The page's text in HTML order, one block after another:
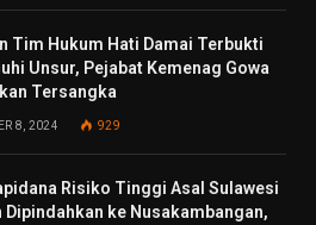
Tim Hukum Hati Damai Terbukti
Unsur, Pejabat Kemenag Gowa
Tersangka
8, 2024 929
Risiko Tinggi Asal Sulawesi
Dipindahkan ke Nusakambangan,